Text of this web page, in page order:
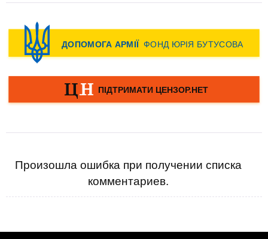
Произошла ошибка при получении списка
комментариев.